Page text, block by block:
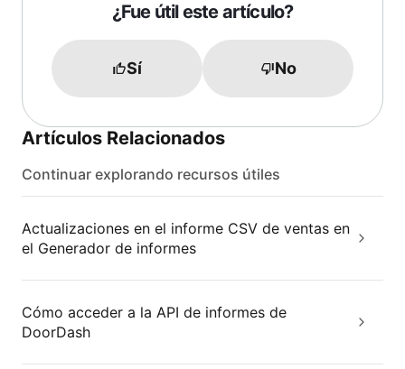
¿Fue útil este artículo?
Sí No
Artículos Relacionados
Continuar explorando recursos útiles
Actualizaciones en el informe CSV de ventas en
el Generador de informes
Cómo acceder a la API de informes de
DoorDash